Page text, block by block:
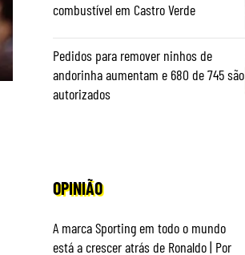
combustível em Castro Verde
Pedidos para remover ninhos de
andorinha aumentam e 680 de 745 são
autorizados
OPINIÃO
A marca Sporting em todo o mundo
está a crescer atrás de Ronaldo | Por